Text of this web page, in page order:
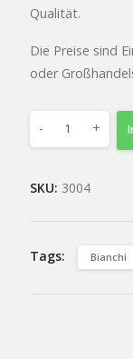
Qualität.
Die Preise sind
oder
- +
SKU: 3004
Tags: Bianchi